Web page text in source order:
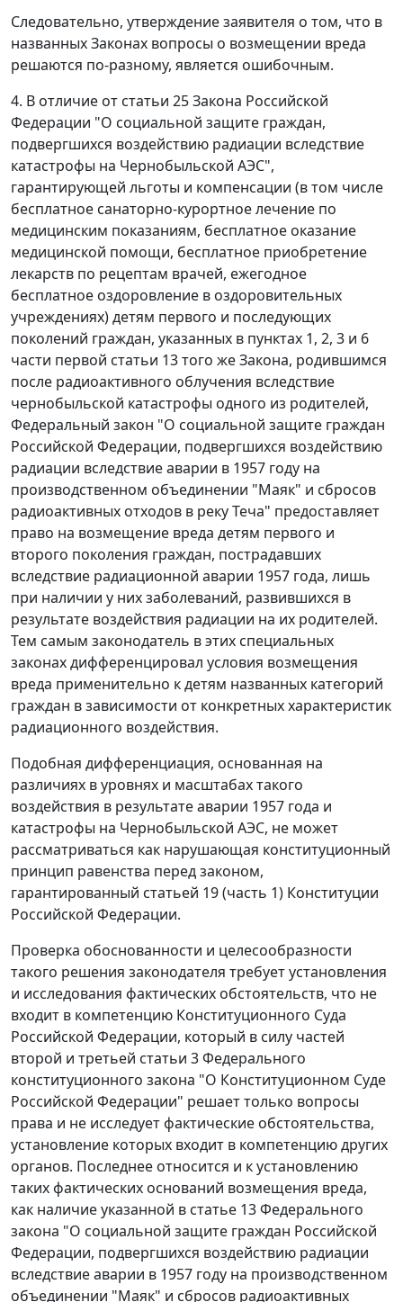
Следовательно, утверждение заявителя о том, что в
названныхЗаконах вопросы о возмещении вреда
решаются по-разному, является ошибочным.
4. В отличие от статьи 25Закона Российской
Федерации "О социальной защите граждан,
подвергшихся воздействию радиации вследствие
катастрофы на Чернобыльской АЭС",
гарантирующей льготы и компенсации (в том числе
бесплатное санаторно-курортное лечение по
медицинским показаниям, бесплатное оказание
медицинской помощи, бесплатное приобретение
лекарств по рецептам врачей, ежегодное
бесплатное оздоровление в оздоровительных
учреждениях) детям первого и последующих
поколений граждан, указанных в пунктах 1, 2, 3 и 6
части первой статьи 13того же Закона, родившимся
после радиоактивного облучения вследствие
чернобыльской катастрофы одного из родителей,
Федеральный закон "О социальной защите граждан
Российской Федерации, подвергшихся воздействию
радиации вследствие аварии в 1957 году на
производственном объединении "Маяк" и сбросов
радиоактивных отходов в реку Теча" предоставляет
право на возмещение вреда детям первого и
второго поколения граждан, пострадавших
вследствие радиационной аварии 1957 года, лишь
при наличии у них заболеваний, развившихся в
результате воздействия радиации на их родителей.
Тем самым законодатель в этих специальных
законах дифференцировал условия возмещения
вреда применительно к детям названных категорий
граждан в зависимости от конкретных характеристик
радиационного воздействия.
Подобная дифференциация, основанная на
различиях в уровнях и масштабах такого
воздействия в результате аварии 1957 года и
катастрофы на Чернобыльской АЭС, не может
рассматриваться как нарушающая конституционный
принцип равенства перед законом,
гарантированный статьей 19 (часть 1) Конституции
Российской Федерации.
Проверка обоснованности и целесообразности
такого решения законодателя требует установления
и исследования фактических обстоятельств, что не
входит в компетенцию Конституционного Суда
Российской Федерации, который в силу частей
второй и третьей статьи 3Федерального
конституционного закона "О Конституционном Суде
Российской Федерации" решает только вопросы
права и не исследует фактические обстоятельства,
установление которых входит в компетенцию других
органов. Последнее относится и к установлению
таких фактических оснований возмещения вреда,
как наличие указанной в статье 13Федерального
закона "О социальной защите граждан Российской
Федерации, подвергшихся воздействию радиации
вследствие аварии в 1957 году на производственном
объединении "Маяк" и сбросов радиоактивных